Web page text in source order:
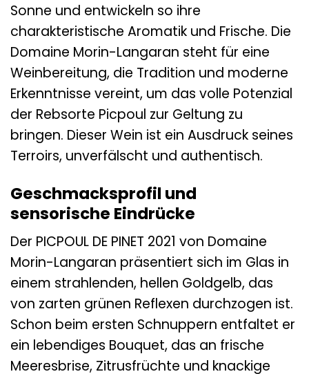
Sonne und entwickeln so ihre
charakteristische Aromatik und Frische. Die
Domaine Morin-Langaran steht für eine
Weinbereitung, die Tradition und moderne
Erkenntnisse vereint, um das volle Potenzial
der Rebsorte Picpoul zur Geltung zu
bringen. Dieser Wein ist ein Ausdruck seines
Terroirs, unverfälscht und authentisch.
Geschmacksprofil und
sensorische Eindrücke
Der PICPOUL DE PINET 2021 von Domaine
Morin-Langaran präsentiert sich im Glas in
einem strahlenden, hellen Goldgelb, das
von zarten grünen Reflexen durchzogen ist.
Schon beim ersten Schnuppern entfaltet er
ein lebendiges Bouquet, das an frische
Meeresbrise, Zitrusfrüchte und knackige